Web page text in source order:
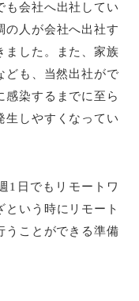
も会社へ出社してい
の人が会社へ出社す
ました。また、家族
ども、当然出社がで
感染するまでに至ら
生しやすくなってい
1日でもリモートワ
いう時にリモート
うことができる準備